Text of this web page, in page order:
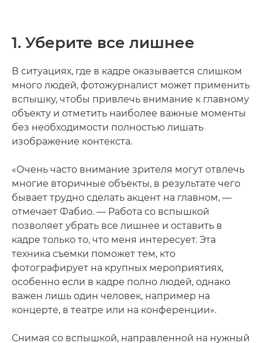
1. Уберите все лишнее
В ситуациях, где в кадре оказывается слишком
много людей, фотожурналист может применить
вспышку, чтобы привлечь внимание к главному
объекту и отметить наиболее важные моменты
без необходимости полностью лишать
изображение контекста.
«Очень часто внимание зрителя могут отвлечь
многие вторичные объекты, в результате чего
бывает трудно сделать акцент на главном, —
отмечает Фабио. — Работа со вспышкой
позволяет убрать все лишнее и оставить в
кадре только то, что меня интересует. Эта
техника съемки поможет тем, кто
фотографирует на крупных мероприятиях,
особенно если в кадре полно людей, однако
важен лишь один человек, например на
концерте, в театре или на конференции».
Снимая со вспышкой, направленной на нужный